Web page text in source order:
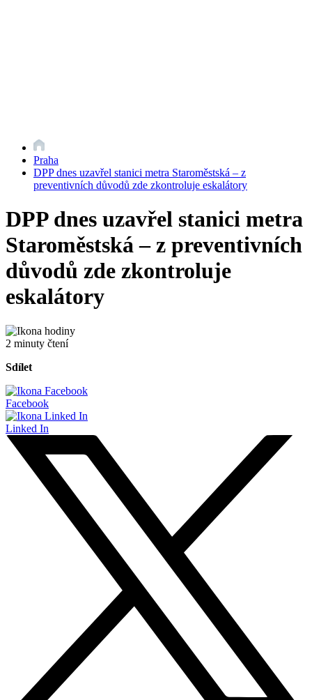
Praha
DPP dnes uzavřel stanici metra Staroměstská – z
preventivních důvodů zde zkontroluje eskalátory
DPP dnes uzavřel stanici metra
Staroměstská – z preventivních
důvodů zde zkontroluje
eskalátory
2 minuty čtení
Sdílet
Facebook
Linked In